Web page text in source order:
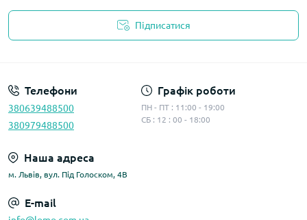
Підписатися
Телефони
380639488500
380979488500
Графік роботи
ПН - ПТ : 11:00 - 19:00
СБ : 12 : 00 - 18:00
Наша адреса
м. Львів, вул. Під Голоском, 4В
E-mail